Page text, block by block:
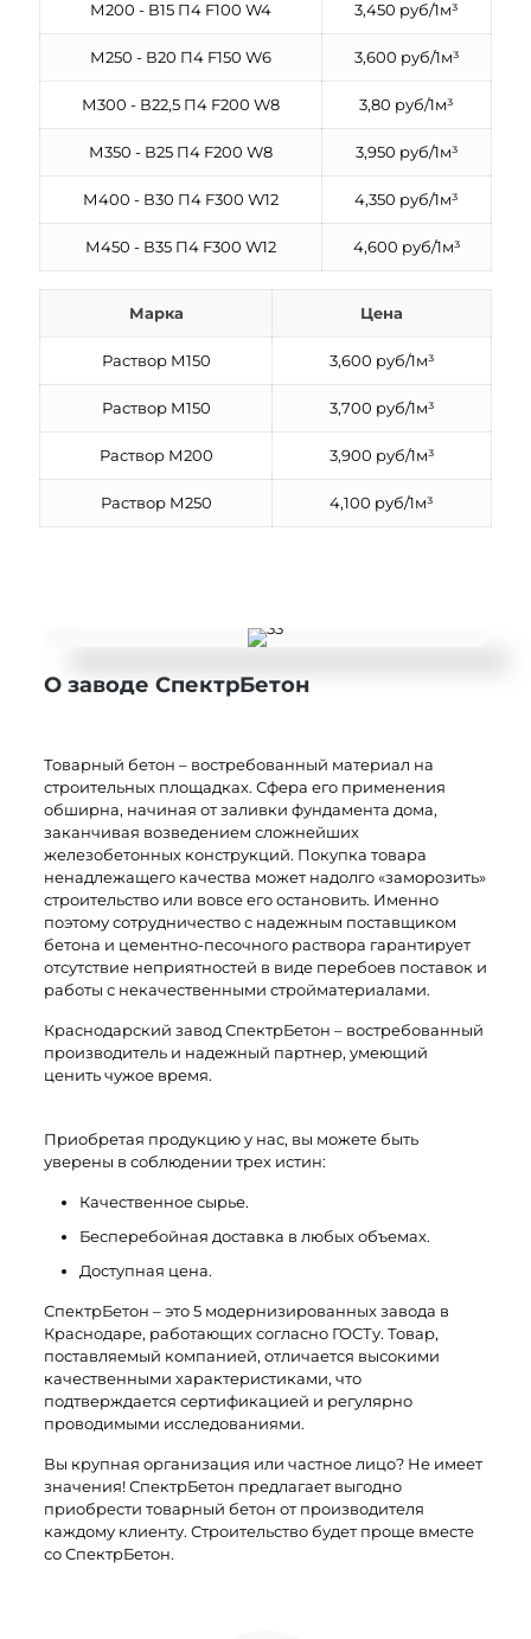
М200 - В15 П4 F100 W4 3,450 руб/1м³
М250 - В20 П4 F150 W6 3,600 руб/1м³
М300 - В22,5 П4 F200 W8 3,80 руб/1м³
М350 - В25 П4 F200 W8 3,950 руб/1м³
М400 - В30 П4 F300 W12 4,350 руб/1м³
М450 - В35 П4 F300 W12 4,600 руб/1м³
Марка Цена
Раствор М150 3,600 руб/1м³
Раствор М150 3,700 руб/1м³
Раствор М200 3,900 руб/1м³
Раствор М250 4,100 руб/1м³
О заводе СпектрБетон
Товарный бетон – востребованный материал на
строительных площадках. Сфера его применения
обширна, начиная от заливки фундамента дома,
заканчивая возведением сложнейших
железобетонных конструкций. Покупка товара
ненадлежащего качества может надолго «заморозить»
строительство или вовсе его остановить. Именно
поэтому сотрудничество с надежным поставщиком
бетона и цементно-песочного раствора гарантирует
отсутствие неприятностей в виде перебоев поставок и
работы с некачественными стройматериалами.
Краснодарский завод СпектрБетон – востребованный
производитель и надежный партнер, умеющий
ценить чужое время.
Приобретая продукцию у нас, вы можете быть
уверены в соблюдении трех истин:
Качественное сырье.
Бесперебойная доставка в любых объемах.
Доступная цена.
СпектрБетон – это 5 модернизированных завода в
Краснодаре, работающих согласно ГОСТу. Товар,
поставляемый компанией, отличается высокими
качественными характеристиками, что
подтверждается сертификацией и регулярно
проводимыми исследованиями.
Вы крупная организация или частное лицо? Не имеет
значения! СпектрБетон предлагает выгодно
приобрести товарный бетон от производителя
каждому клиенту. Строительство будет проще вместе
со СпектрБетон.